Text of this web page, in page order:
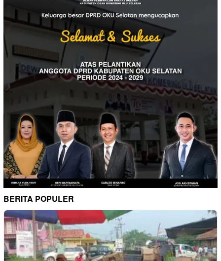
BERITA POPULER